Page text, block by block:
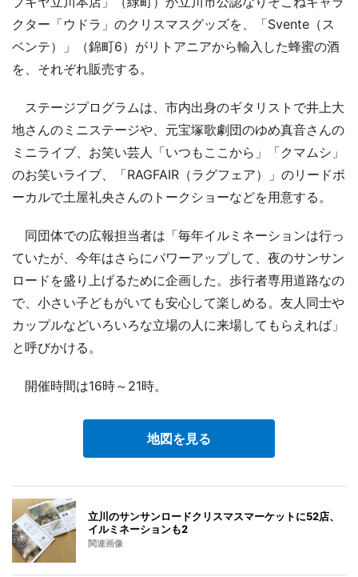
クター「ウドラ」のクリスマスグッズを、「Svente（ス
ベンテ）」（錦町6）がリトアニアから輸入した蜂蜜の酒
を、それぞれ販売する。
ステージプログラムは、市内出身のギタリストで井上大
地さんのミニステージや、元宝塚歌劇団のゆめ真音さんの
ミニライブ、お笑い芸人「いつもここから」「クマムシ」
のお笑いライブ、「RAGFAIR（ラグフェア）」のリードボ
ーカルで土屋礼央さんのトークショーなどを用意する。
同団体での広報担当者は「毎年イルミネーションは行っ
ていたが、今年はさらにパワーアップして、夜のサンサン
ロードを盛り上げるために企画した。歩行者専用道路なの
で、小さい子どもがいても安心して楽しめる。友人同士や
カップルなどいろいろな立場の人に来場してもらえれば」
と呼びかける。
開催時間は16時～21時。
地図を見る
立川のサンサンロードクリスマスマーケットに52店、
イルミネーションも2
関連画像